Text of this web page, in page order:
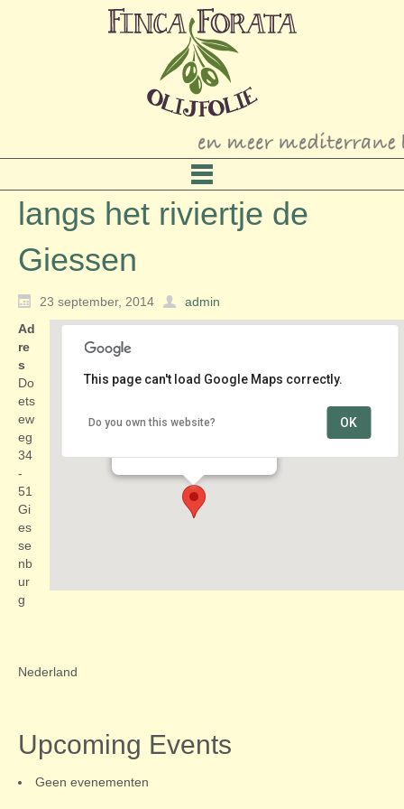
langs het riviertje de
Giessen
23 september, 2014 admin
langs het riviertje de Giessen
This page can't load Google Maps correctly.
Do you own this website? OK
Ad
re
s
Do
ets
ew
eg
34
-
51
Gi
es
se
nb
ur
g
Nederland
Upcoming Events
Geen evenementen